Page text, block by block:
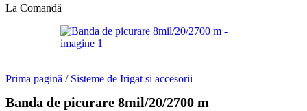
La Comandă
Prima pagină / Sisteme de Irigat si accesorii
Banda de picurare 8mil/20/2700 m